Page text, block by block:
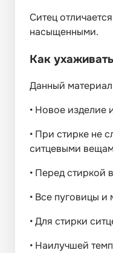
Ситец
насыщенными.
Как
Данный
• Новое изделие
• При стирке не
ситцевыми
• Перед стиркой
• Все пуговицы и
•Для стирки
• Наилучшей